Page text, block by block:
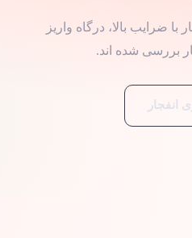
ضرایب بالا، درگاه واریز
بررسی شده اند.
انفجار